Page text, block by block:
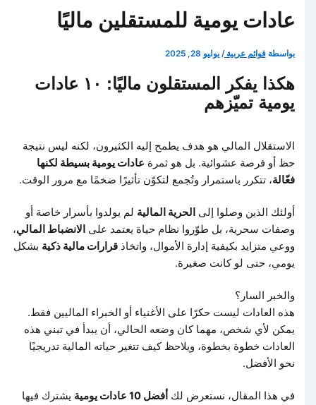
عادات يومية للمستقلين ماليًا
بواسطة قوائم عربية/يوليو 28, 2025
هكذا يفكر المستقلون ماليًا: ١٠ عادات
يومية تميّزهم
الاستقلال المالي هو هدف يطمح إليه الكثيرون، لكنه ليس نتيجة
حظ أو فرصة عشوائية. بل هو ثمرةعادات يومية بسيطة لكنها
فعّالة، تتكرر باستمرار وتُجمع لتكوّن تأثيرًا ضخمًا مع مرور الوقت.
أولئك الذين وصلوا إلىالحرية الماليةلم يولدوا بأسرار خاصة أو
وصفات سحرية، بل طوّروا نظام حياة يعتمد علىالانضباط المالي،
ووعي متزايد بكيفية إدارة الأموال، واتخاذقرارات مالية ذكيةبشكل
يومي، حتى لو كانت صغيرة.
والخبر السار؟
هذه العادات ليست حكرًا على الأغنياء أو الخبراء الماليين فقط.
يمكن لأي شخص، مهما كان وضعه الحالي، أن يبدأ في تبني هذه
العادات خطوة بخطوة، ويلاحظ كيف تتغير حياته المالية تدريجيًا
نحو الأفضل.
في هذا المقال، نستعرض لكأفضل 10 عادات يومية
يشترك فيها